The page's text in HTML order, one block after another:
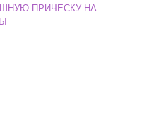
ПРИЧЕСКУ НА